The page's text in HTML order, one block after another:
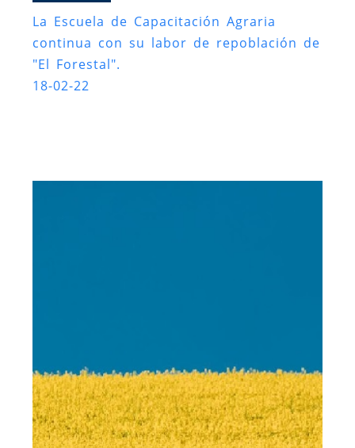
La Escuela de Capacitación Agraria
continua con su labor de repoblación de
"El Forestal".
18-02-22